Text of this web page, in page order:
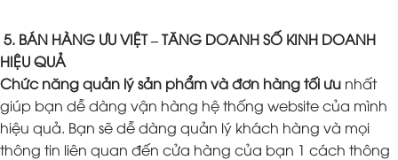
5. BÁN HÀNG ƯU VIỆT – TĂNG DOANH SỐ KINH DOANH
HIỆU QUẢ
Chức năng quản lý sản phẩm và đơn hàng tối ưu nhất
giúp bạn dễ dàng vận hàng hệ thống website của mình
hiệu quả. Bạn sẽ dễ dàng quản lý khách hàng và mọi
thông tin liên quan đến cửa hàng của bạn 1 cách thông